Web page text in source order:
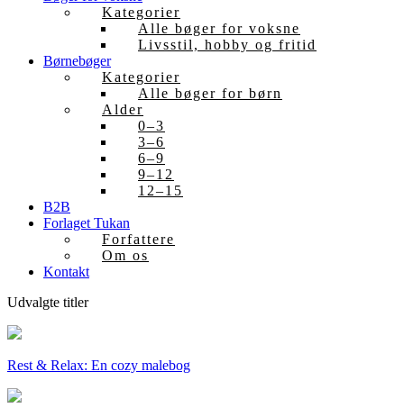
Kategorier
Alle bøger for voksne
Livsstil, hobby og fritid
Børnebøger
Kategorier
Alle bøger for børn
Alder
0–3
3–6
6–9
9–12
12–15
B2B
Forlaget Tukan
Forfattere
Om os
Kontakt
Udvalgte titler
Rest & Relax: En cozy malebog